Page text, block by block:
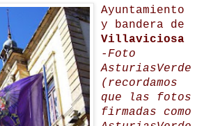
Ayuntamiento
y bandera de
Villaviciosa
-Foto
AsturiasVerde
(recordamos
que las fotos
firmadas como